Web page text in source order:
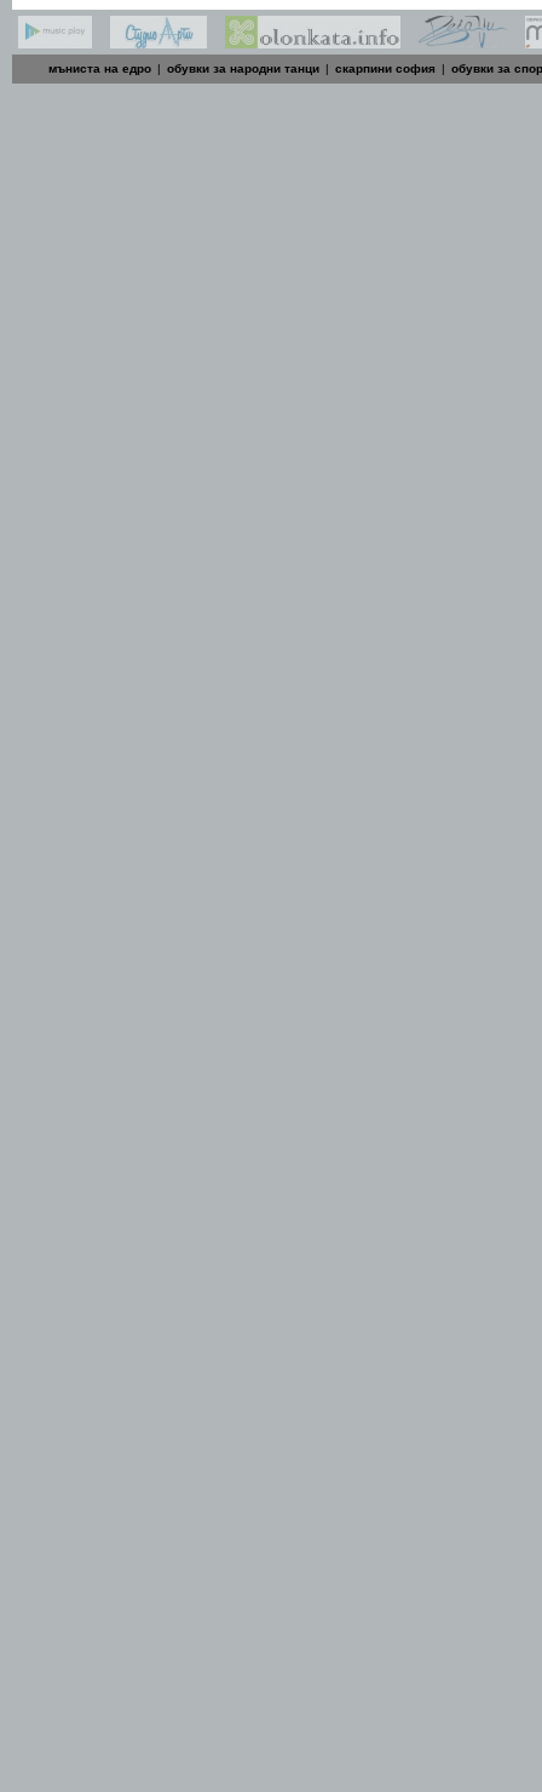
мъниста на едро | обувки за народни танци | скарпини софия | обувки за